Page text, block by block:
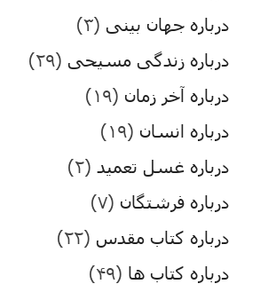
درباره جهان بینی (۳)
درباره زندگی مسیحی (۲۹)
درباره آخر زمان (۱۹)
درباره انسان (۱۹)
درباره غسل تعمید (۲)
درباره فرشتگان (۷)
درباره کتاب مقدس (۲۲)
درباره کتاب ها (۴۹)